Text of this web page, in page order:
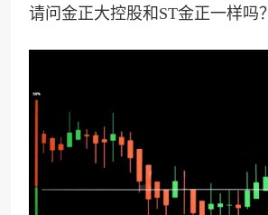
请问金正大控股和ST金正一样吗？